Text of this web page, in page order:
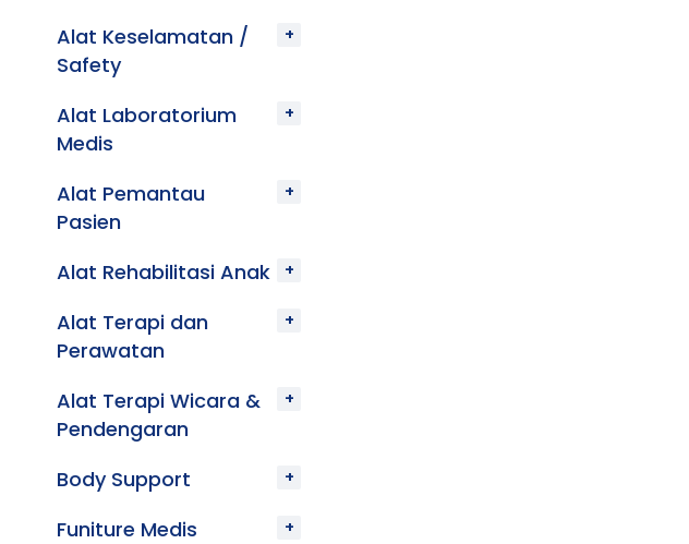
Alat Keselamatan /
Safety
Alat Laboratorium
Medis
Alat Pemantau
Pasien
Alat Rehabilitasi Anak
Alat Terapi dan
Perawatan
Alat Terapi Wicara &
Pendengaran
Body Support
Funiture Medis